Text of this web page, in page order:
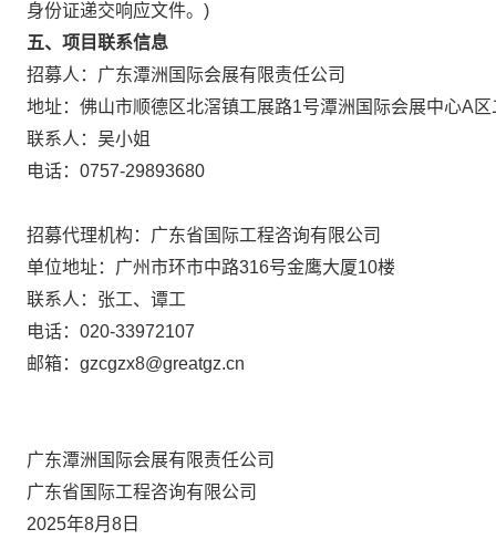
身份证递交响应文件。)
五、项目联系信息
招募人：广东潭洲国际会展有限责任公司
地址：佛山市顺德区北滘镇工展路1号潭洲国际会展中心A
联系人：吴小姐
电话：0757-29893680
招募代理机构：广东省国际工程咨询有限公司
单位地址：广州市环市中路316号金鹰大厦10楼
联系人：张工、谭工
电话：020-33972107
邮箱：gzcgzx8@greatgz.cn
广东潭洲国际会展有限责任公司
广东省国际工程咨询有限公司
2025年8月8日